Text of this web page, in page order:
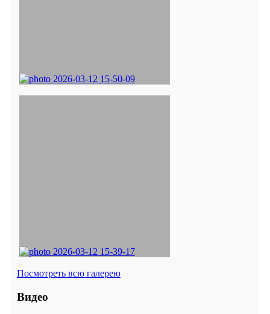
Посмотреть всю галерею
Видео